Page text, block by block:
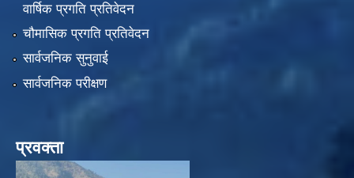
वार्षिक प्रगति प्रतिवेदन
चौमासिक प्रगति प्रतिवेदन
सार्वजनिक सुनुवाई
सार्वजनिक परीक्षण
प्रवक्ता